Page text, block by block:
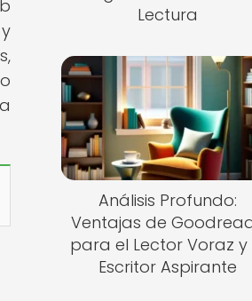
Lectura
Análisis Profundo:
Ventajas de
para el Lector Voraz y
Escritor Aspirante